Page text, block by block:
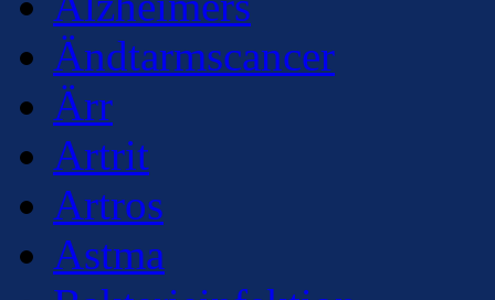
Ändtarmscancer
Ärr
Artrit
Artros
Astma